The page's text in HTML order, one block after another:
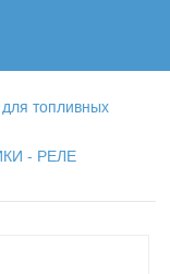
топливных
- РЕЛЕ